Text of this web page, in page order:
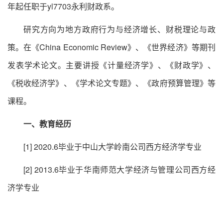
年起任职于yl7703永利财政系。
研究方向为地方政府行为与经济增长、财税理论与政
策。在《China Economic Review》、《世界经济》等期刊
发表学术论文。主要讲授《计量经济学》、《财政学》、
《税收经济学》、《学术论文专题》、《政府预算管理》等
课程。
一、 教育经历
[1] 2020.6毕业于中山大学岭南公司西方经济学专业
[2] 2013.6毕业于华南师范大学经济与管理公司西方经
济学专业